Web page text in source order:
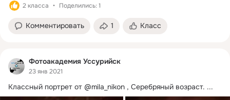
2 класса Поделились: 1
Комментировать 1 Класс
Фотоакадемия Уссурийск
23 янв 2021
Классный портрет от @mila_nikon , Серебряный возраст. ...